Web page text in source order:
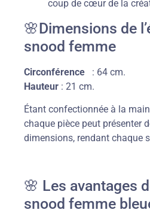
coup de cœur de la
🌸Dimensions de
snood femme
Circonférence : 64 cm.
Hauteur : 21 cm.
Étant confectionnée à la
chaque pièce peut présenter
dimensions, rendant chaque
🌸 Les avantages
snood femme